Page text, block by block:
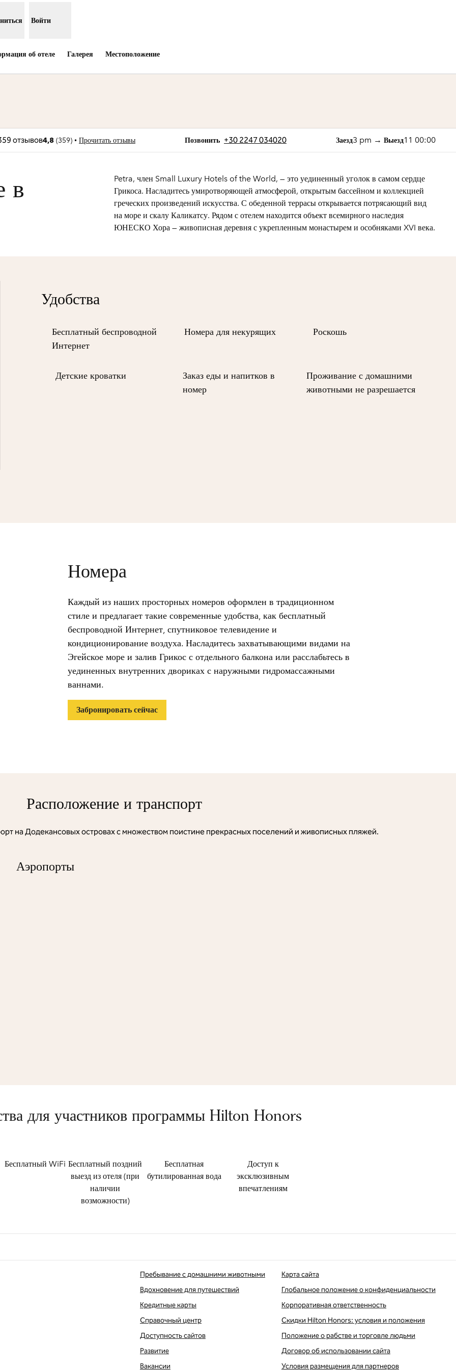
Войти
об отеле Галерея Местоположение
4,8 (359) • Прочитать отзывы Позвонить
Звонок +30 2247 034020 Заезд3 pm → Выезд11 00:00
в
Petra, член Small Luxury Hotels of the World, — это уединенный уголок в самом сердце
Грикоса. Насладитесь умиротворяющей атмосферой, открытым бассейном и коллекцией
греческих произведений искусства. С обеденной террасы открывается потрясающий вид
на море и скалу Каликатсу. Рядом с отелем находится объект всемирного наследия
ЮНЕСКО Хора — живописная деревня с укрепленным монастырем и особняками XVI века.
Удобства
Бесплатный беспроводной
Интернет
Номера для некурящих Роскошь
Детские кроватки
Заказ еды и напитков в
номер
Проживание с домашними
животными не разрешается
Номера
Каждый из наших просторных номеров оформлен в традиционном
стиле и предлагает такие современные удобства, как бесплатный
беспроводной Интернет, спутниковое телевидение и
кондиционирование воздуха. Насладитесь захватывающими видами на
Эгейское море и залив Грикос с отдельного балкона или расслабьтесь в
уединенных внутренних двориках с наружными гидромассажными
ваннами.
Забронировать сейчас
Расположение и транспорт
на Додекансовых островах с множеством поистине прекрасных поселений и живописных пляжей.
Аэропорты
для участников программы Hilton Honors
Бесплатный WiFi Бесплатный поздний
выезд из отеля (при
наличии
возможности)
Бесплатная
бутилированная вода
Доступ к
эксклюзивным
впечатлениям
Пребывание с домашними животными
Вдохновение для путешествий
Кредитные карты
Справочный центр
Доступность сайтов
Развитие
Вакансии
Карта сайта
Глобальное положение о конфиденциальности
Корпоративная ответственность
Скидки Hilton Honors: условия и положения
Положение о рабстве и торговле людьми
Договор об использовании сайта
Условия размещения для партнеров